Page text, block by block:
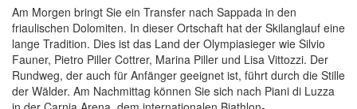
Am Morgen bringt Sie ein Transfer nach Sappada in den
friaulischen Dolomiten. In dieser Ortschaft hat der Skilanglauf eine
lange Tradition. Dies ist das Land der Olympiasieger wie Silvio
Fauner, Pietro Piller Cottrer, Marina Piller und Lisa Vittozzi. Der
Rundweg, der auch für Anfänger geeignet ist, führt durch die Stille
der Wälder. Am Nachmittag können Sie sich nach Piani di Luzza